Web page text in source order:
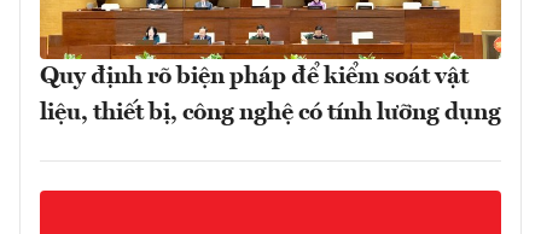
Quy định rõ biện pháp để kiểm soát vật
liệu, thiết bị, công nghệ có tính lưỡng dụng